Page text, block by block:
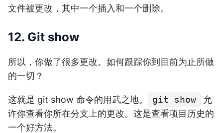
文件被更改，其中一个插入和一个删除。
12. Git show
所以，你做了很多更改。如何跟踪你到目前为止所做
的一切？
这就是 git show 命令的用武之地。 git show
允
许你查看你所在分支上的更改。这是查看项目历史的
一个好方法。